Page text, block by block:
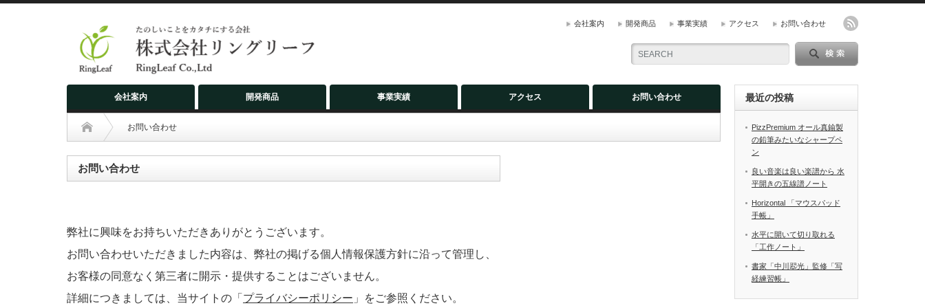
会社案内 開発商品 事業実績 アクセス お問い合わせ
会社案内 開発商品 事業実績 アクセス お問い合わせ
お問い合わせ
お問い合わせ
弊社に興味をお持ちいただきありがとうございます。
お問い合わせいただきました内容は、弊社の掲げる個人情報保護方針に沿って管理し、
お客様の同意なく第三者に開示・提供することはございません。
詳細につきましては、当サイトの「 プライバシーポリシー 」をご参照ください。
最近の投稿
PizzPremium オール真鍮製
の鉛筆みたいなシャープペ
ン
良い音楽は良い楽譜から 水
平開きの五線譜ノート
Horizontal 「マウスパッド
手帳」
水平に開いて切り取れる
「工作ノート」
書家「中川翆光」監修「写
経練習帳」